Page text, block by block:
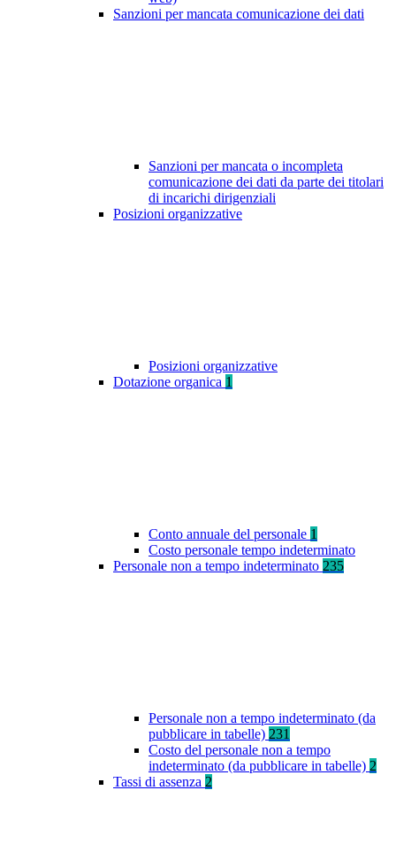
Sanzioni per mancata comunicazione dei dati
Sanzioni per mancata o incompleta
comunicazione dei dati da parte dei titolari
di incarichi dirigenziali
Posizioni organizzative
Posizioni organizzative
Dotazione organica 1
Conto annuale del personale 1
Costo personale tempo indeterminato
Personale non a tempo indeterminato 235
Personale non a tempo indeterminato (da
pubblicare in tabelle) 231
Costo del personale non a tempo
indeterminato (da pubblicare in tabelle) 2
Tassi di assenza 2